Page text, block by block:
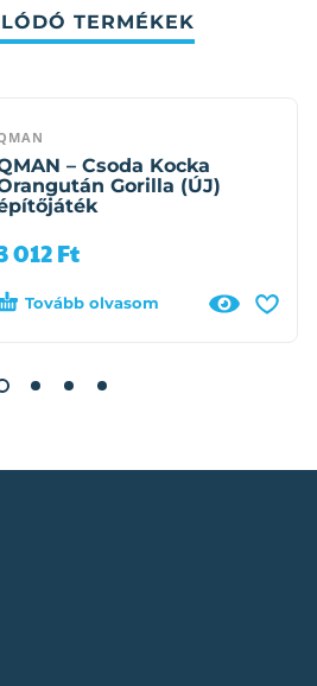
TERMÉKEK
– Csoda Kocka
Gorilla (ÚJ)
012Ft
Tovább olvasom